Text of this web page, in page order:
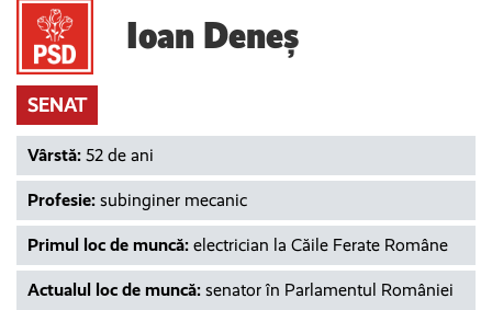
Ioan Deneș
SENAT
Vârstă: 52 de ani
Profesie: subinginer mecanic
Primul loc de muncă: electrician la Căile Ferate Române
Actualul loc de muncă: senator în Parlamentul României